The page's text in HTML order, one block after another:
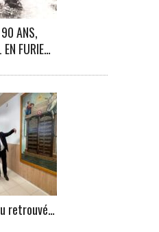
ANS,
EN FURIE…
retrouvé…